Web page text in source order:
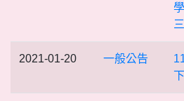
2021-01-20 一般公告